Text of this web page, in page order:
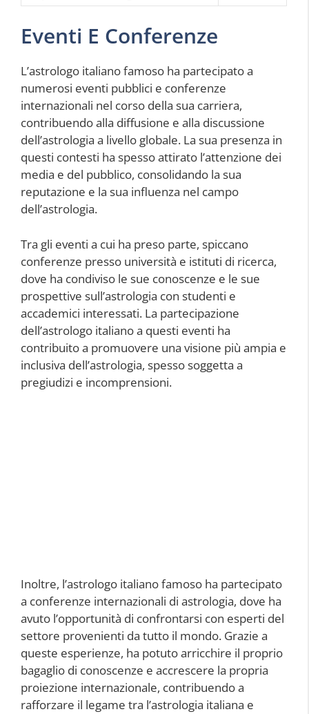
Eventi E Conferenze
L’astrologo italiano famoso ha partecipato a
numerosi eventi pubblici e conferenze
internazionali nel corso della sua carriera,
contribuendo alla diffusione e alla discussione
dell’astrologia a livello globale. La sua presenza in
questi contesti ha spesso attirato l’attenzione dei
media e del pubblico, consolidando la sua
reputazione e la sua influenza nel campo
dell’astrologia.
Tra gli eventi a cui ha preso parte, spiccano
conferenze presso università e istituti di ricerca,
dove ha condiviso le sue conoscenze e le sue
prospettive sull’astrologia con studenti e
accademici interessati. La partecipazione
dell’astrologo italiano a questi eventi ha
contribuito a promuovere una visione più ampia e
inclusiva dell’astrologia, spesso soggetta a
pregiudizi e incomprensioni.
Inoltre, l’astrologo italiano famoso ha partecipato
a conferenze internazionali di astrologia, dove ha
avuto l’opportunità di confrontarsi con esperti del
settore provenienti da tutto il mondo. Grazie a
queste esperienze, ha potuto arricchire il proprio
bagaglio di conoscenze e accrescere la propria
proiezione internazionale, contribuendo a
rafforzare il legame tra l’astrologia italiana e